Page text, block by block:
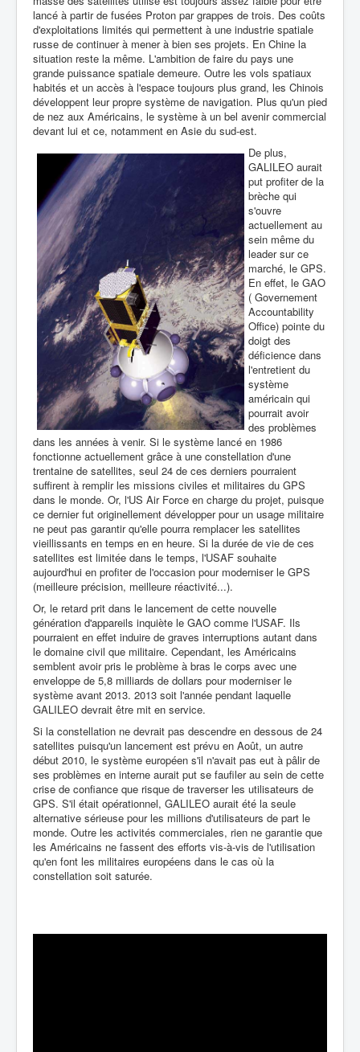
lancé à partir de fusées Proton par grappes de trois. Des coûts
d'exploitations limités qui permettent à une industrie spatiale
russe de continuer à mener à bien ses projets. En Chine la
situation reste la même. L'ambition de faire du pays une
grande puissance spatiale demeure. Outre les vols spatiaux
habités et un accès à l'espace toujours plus grand, les Chinois
développent leur propre système de navigation. Plus qu'un pied
de nez aux Américains, le système à un bel avenir commercial
devant lui et ce, notamment en Asie du sud-est.
De plus,
GALILEO aurait
put profiter de la
brèche qui
s'ouvre
actuellement au
sein même du
leader sur ce
marché, le GPS.
En effet, le GAO
( Governement
Accountability
Office) pointe du
doigt des
déficience dans
l'entretient du
système
américain qui
pourrait avoir
des problèmes
dans les années à venir. Si le système lancé en 1986
fonctionne actuellement grâce à une constellation d'une
trentaine de satellites, seul 24 de ces derniers pourraient
suffirent à remplir les missions civiles et militaires du GPS
dans le monde. Or, l'US Air Force en charge du projet, puisque
ce dernier fut originellement développer pour un usage militaire
ne peut pas garantir qu'elle pourra remplacer les satellites
vieillissants en temps en en heure. Si la durée de vie de ces
satellites est limitée dans le temps, l'USAF souhaite
aujourd'hui en profiter de l'occasion pour moderniser le GPS
(meilleure précision, meilleure réactivité...).
Or, le retard prit dans le lancement de cette nouvelle
génération d'appareils inquiète le GAO comme l'USAF. Ils
pourraient en effet induire de graves interruptions autant dans
le domaine civil que militaire. Cependant, les Américains
semblent avoir pris le problème à bras le corps avec une
enveloppe de 5,8 milliards de dollars pour moderniser le
système avant 2013. 2013 soit l'année pendant laquelle
GALILEO devrait être mit en service.
Si la constellation ne devrait pas descendre en dessous de 24
satellites puisqu'un lancement est prévu en Août, un autre
début 2010, le système européen s'il n'avait pas eut à pâlir de
ses problèmes en interne aurait put se faufiler au sein de cette
crise de confiance que risque de traverser les utilisateurs de
GPS. S'il était opérationnel, GALILEO aurait été la seule
alternative sérieuse pour les millions d'utilisateurs de part le
monde. Outre les activités commerciales, rien ne garantie que
les Américains ne fassent des efforts vis-à-vis de l'utilisation
qu'en font les militaires européens dans le cas où la
constellation soit saturée.